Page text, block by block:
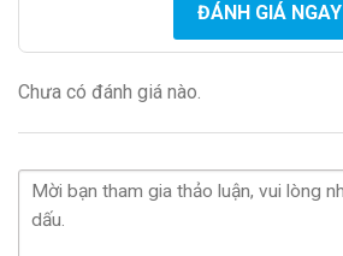
ĐÁNH GIÁ NGAY
Chưa có đánh giá nào.